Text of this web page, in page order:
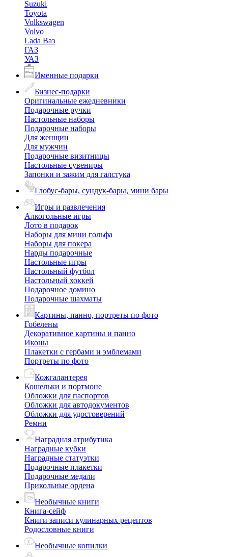
Suzuki
Toyota
Volkswagen
Volvo
Lada Ваз
ГАЗ
УАЗ
Именные подарки
Бизнес-подарки
Оригинальные ежедневники
Подарочные ручки
Настольные наборы
Подарочные наборы
Для женщин
Для мужчин
Подарочные визитницы
Настольные сувениры
Запонки и зажим для галстука
Глобус-бары, сундук-бары, мини бары
Игры и развлечения
Алкогольные игры
Лото в подарок
Наборы для мини гольфа
Наборы для покера
Нарды подарочные
Настольные игры
Настольный футбол
Настольный хоккей
Подарочное домино
Подарочные шахматы
Картины, панно, портреты по фото
Гобелены
Декоративное картины и панно
Иконы
Плакетки с гербами и эмблемами
Портреты по фото
Кожгалантерея
Кошельки и портмоне
Обложки для паспортов
Обложки для автодокументов
Обложки для удостоверений
Ремни
Наградная атрибутика
Наградные кубки
Наградные статуэтки
Подарочные плакетки
Подарочные медали
Прикольные ордена
Необычные книги
Книга-сейф
Книги записи кулинарных рецептов
Родословные книги
Необычные копилки